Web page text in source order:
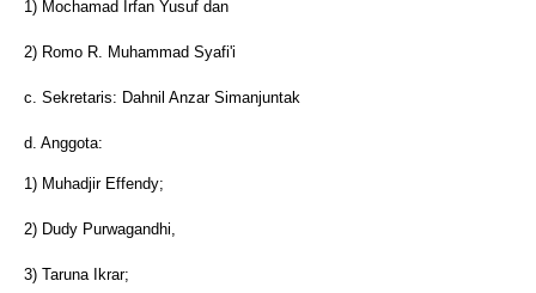
1) Mochamad Irfan Yusuf dan
2) Romo R. Muhammad Syafi'i
c. Sekretaris: Dahnil Anzar Simanjuntak
d. Anggota:
1) Muhadjir Effendy;
2) Dudy Purwagandhi,
3) Taruna Ikrar;